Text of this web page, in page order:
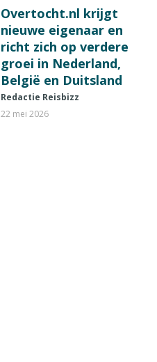
Overtocht.nl krijgt
nieuwe eigenaar en
richt zich op verdere
groei in Nederland,
België en Duitsland
Redactie Reisbizz
22 mei 2026